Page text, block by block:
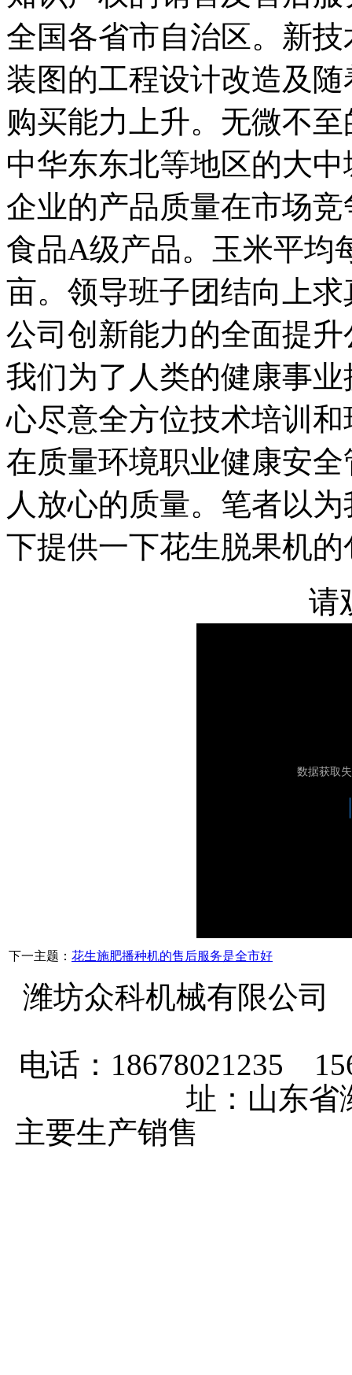
全国各省市自治区。新
装图的工程设计改造及
购买能力上升。无微不
中华东东北等地区的大
企业的产品质量在市场
食品A级产品。玉米平均
亩。领导班子团结向上
公司创新能力的全面提
我们为了人类的健康事
心尽意全方位技术培训
在质量环境职业健康安
人放心的质量。笔者以
下提供一下花生脱果机
请
下一主题： 花生施肥播种机的售后服务是全市好
潍坊众科机械有限公
电话：18678021235
址：山东省
主要生产销售